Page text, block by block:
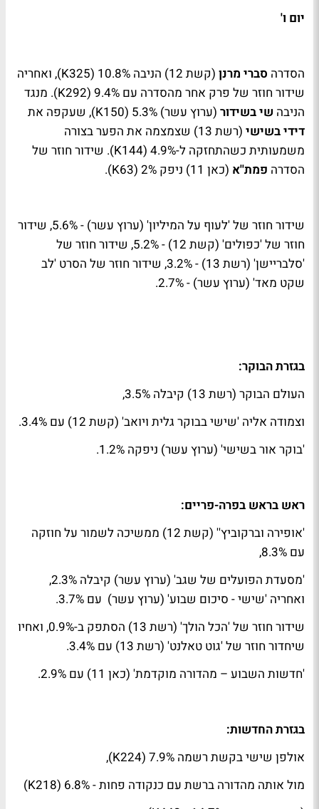
יום ו'
הסדרה סברי מרנן (קשת 12) הניבה 10.8% (325 K), ואחריה
שידור חוזר של פרק אחר מהסדרה עם 9.4% (292
K). מנגד
הניבה שי בשידור (ערוץ עשר) 5.3% (150 K), שעקפה את
דידי בשישי
(רשת 13) שצמצמה את הפער בצורה
משמעותית כשהתחזקה ל-4.9% (144
K). שידור חוזר של
הסדרה פמת''א (כאן 11) ניפק 2% (63 K
).
שידור חוזר של 'לעוף על המיליון' (ערוץ עשר) - 5.6%, שידור
חוזר של 'כפולים' (קשת 12) - 5.2%, שידור חוזר של
'סלבריישן' (רשת 13) - 3.2%, שידור חוזר של הסרט 'לב
שקט מאד' (ערוץ עשר) - 2.7%.
בגזרת הבוקר:
העולם הבוקר (רשת 13) קיבלה 3.5%,
וצמודה אליה 'שישי בבוקר גלית ויואב' (קשת 12) עם 3.4%.
'בוקר אור בשישי' (ערוץ עשר) ניפקה 1.2%.
ראש בראש בפרה-פריים:
'אופירה וברקוביץ'' (קשת 12) ממשיכה לשמור על חוזקה
עם 8.3%,
'מסעדת הפועלים של שגב' (ערוץ עשר) קיבלה 2.3%,
ואחריה 'שישי - סיכום שבוע' (ערוץ עשר) עם 3.7%.
שידור חוזר של 'הכל הולך' (רשת 13) הסתפק ב-0.9%, ואחיו
שיחדור חוזר של 'גוט טאלנט' (רשת 13) עם 3.4%.
'חדשות השבוע – מהדורה מוקדמת' (כאן 11) עם 2.9%.
בגזרת החדשות:
אולפן שישי בקשת רשמה 7.9% (224
K
),
מול אותה מהדורה ברשת עם כנקודה פחות - 6.8% (218
K
)